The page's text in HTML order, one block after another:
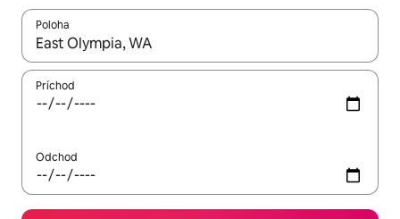
Poloha
Keď budú výsledky k dispozícii, môžete si ich prechádzať
Príchod
Odchod